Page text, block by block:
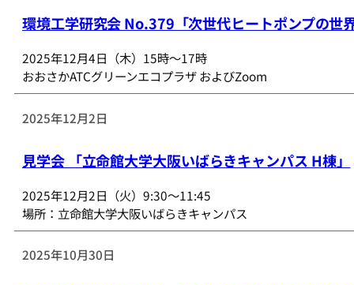
環境工学研究会 No.379「次世代ヒートポンプの世
2025年12月4日（木）15時～17時
おおさかATCグリーンエコプラザ およびZoom
2025年12月2日
見学会 「立命館大学大阪いばらきキャンパス H棟」
2025年12月2日（火）9:30～11:45
場所：立命館大学大阪いばらきキャンパス
2025年10月30日